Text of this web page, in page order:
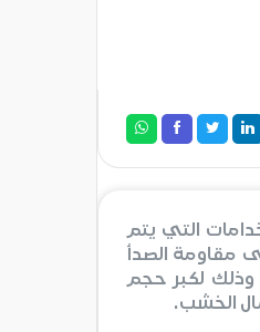
التي يتم
مقاومة الصدأ
وذلك لكبر حجم
الخشب.